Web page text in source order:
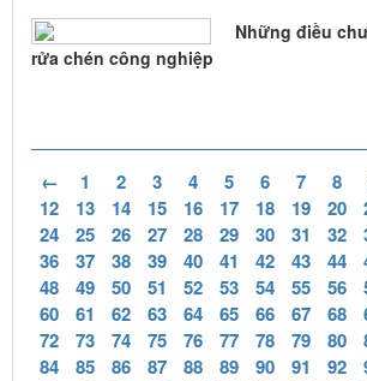
Những điều
rửa chén công nghiệp
← 1 2 3 4 5 6 7 8
12
13 14 15 16 17 18 19 20
24
25 26 27 28 29 30 31 32
36
37 38 39 40 41 42 43 44
48
49 50 51 52 53 54 55 56
60
61 62 63 64 65 66 67 68
72
73 74 75 76 77 78 79 80
84
85 86 87 88 89 90 91 92